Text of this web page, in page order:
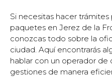
Si necesitas hacer
paquetes en Jerez de la
conozcas todo sobre la
ciudad. Aquí encontrarás
hablar con un operador de
gestiones de manera